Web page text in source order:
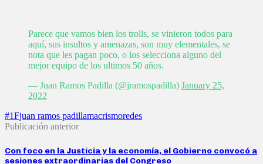
Parece que vamos bien los trolls, se vinieron todos para
aquí, sus insultos y amenazas, son muy elementales, se
nota que les pagan poco, o los selecciona alguno del
mejor equipo de los ultimos 50 años.
— Juan Ramos Padilla (@jramospadilla) January 25,
2022
#1Fjuan ramos padillamacrismoredes
Publicación anterior
Con foco en la Justicia y la economía, el Gobierno convocó a
sesiones extraordinarias del Congreso